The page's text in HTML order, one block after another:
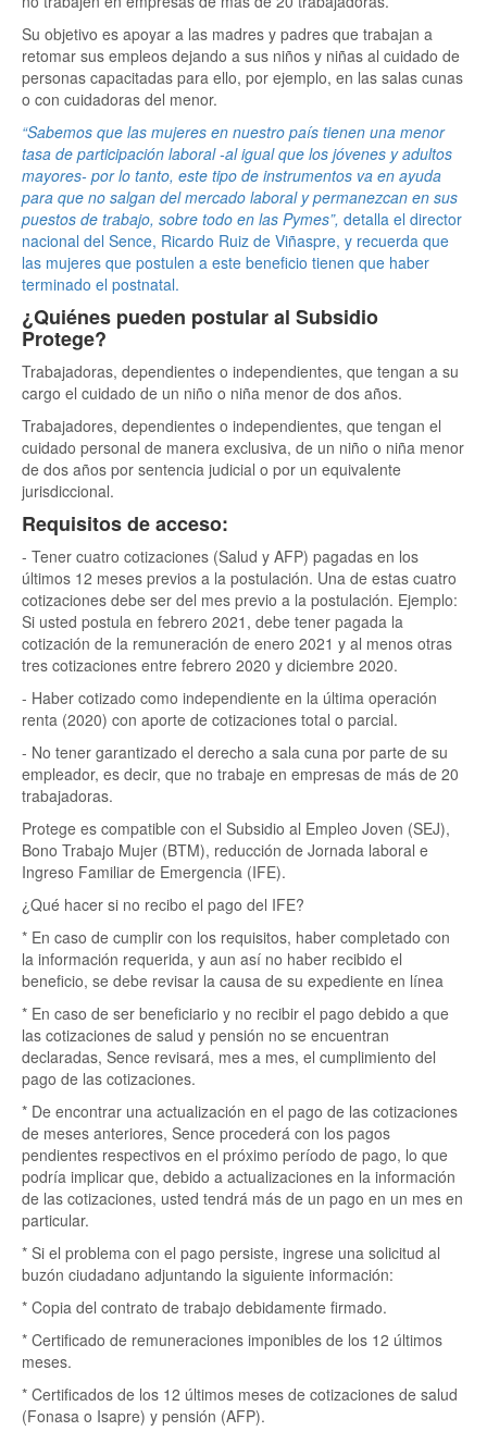
Su objetivo es apoyar a las madres y padres que trabajan a
retomar sus empleos dejando a sus niños y niñas al cuidado de
personas capacitadas para ello, por ejemplo, en las salas cunas
o con cuidadoras del menor.
“Sabemos que las mujeres en nuestro país tienen una menor
tasa de participación laboral -al igual que los jóvenes y adultos
mayores- por lo tanto, este tipo de instrumentos va en ayuda
para que no salgan del mercado laboral y permanezcan en sus
puestos de trabajo, sobre todo en las Pymes”, detalla el director
nacional del Sence, Ricardo Ruiz de Viñaspre, y recuerda que
las mujeres que postulen a este beneficio tienen que haber
terminado el postnatal.
¿Quiénes pueden postular al Subsidio
Protege?
Trabajadoras, dependientes o independientes, que tengan a su
cargo el cuidado de un niño o niña menor de dos años.
Trabajadores, dependientes o independientes, que tengan el
cuidado personal de manera exclusiva, de un niño o niña menor
de dos años por sentencia judicial o por un equivalente
jurisdiccional.
Requisitos de acceso:
- Tener cuatro cotizaciones (Salud y AFP) pagadas en los
últimos 12 meses previos a la postulación. Una de estas cuatro
cotizaciones debe ser del mes previo a la postulación. Ejemplo:
Si usted postula en febrero 2021, debe tener pagada la
cotización de la remuneración de enero 2021 y al menos otras
tres cotizaciones entre febrero 2020 y diciembre 2020.
- Haber cotizado como independiente en la última operación
renta (2020) con aporte de cotizaciones total o parcial.
- No tener garantizado el derecho a sala cuna por parte de su
empleador, es decir, que no trabaje en empresas de más de 20
trabajadoras.
Protege es compatible con el Subsidio al Empleo Joven (SEJ),
Bono Trabajo Mujer (BTM), reducción de Jornada laboral e
Ingreso Familiar de Emergencia (IFE).
¿Qué hacer si no recibo el pago del IFE?
* En caso de cumplir con los requisitos, haber completado con
la información requerida, y aun así no haber recibido el
beneficio, se debe revisar la causa de su expediente en línea
* En caso de ser beneficiario y no recibir el pago debido a que
las cotizaciones de salud y pensión no se encuentran
declaradas, Sence revisará, mes a mes, el cumplimiento del
pago de las cotizaciones.
* De encontrar una actualización en el pago de las cotizaciones
de meses anteriores, Sence procederá con los pagos
pendientes respectivos en el próximo período de pago, lo que
podría implicar que, debido a actualizaciones en la información
de las cotizaciones, usted tendrá más de un pago en un mes en
particular.
* Si el problema con el pago persiste, ingrese una solicitud al
buzón ciudadano adjuntando la siguiente información:
* Copia del contrato de trabajo debidamente firmado.
* Certificado de remuneraciones imponibles de los 12 últimos
meses.
* Certificados de los 12 últimos meses de cotizaciones de salud
(Fonasa o Isapre) y pensión (AFP).